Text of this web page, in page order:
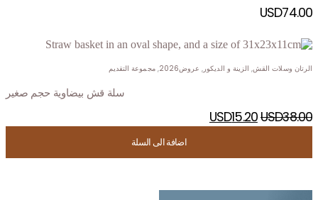
اضافة الى السلة
اضافة الى السلة
اضافة الى السلة
USD74.00
اضافة الى السلة
الرتان وسلات القش, الزينة و الديكور , عروض2026 ,مجموعة التقديم
سلة قش بيضاوية حجم صغير
USD38.00
USD15.20